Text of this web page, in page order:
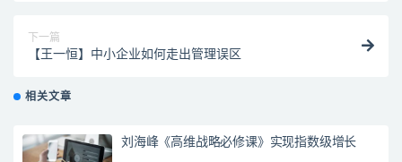
下一篇
【王一恒】中小企业如何走出管理误区
相关文章
刘海峰《高维战略必修课》实现指数级增长